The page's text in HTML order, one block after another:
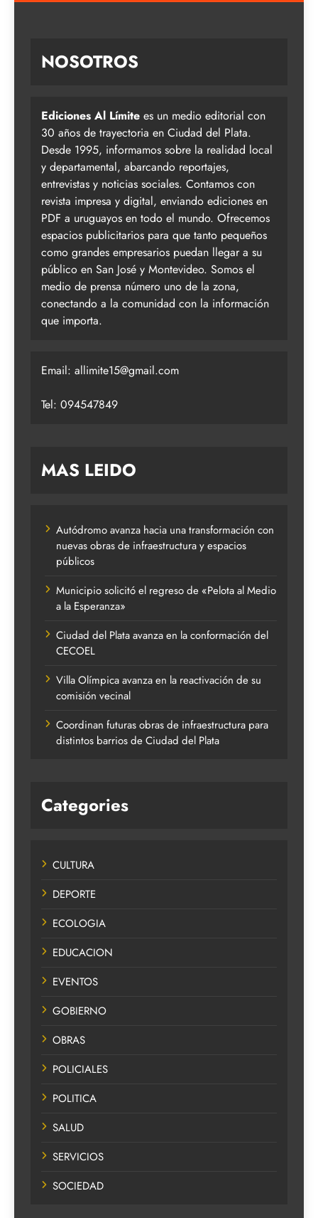
NOSOTROS
Ediciones Al Límite es un medio editorial con
30 años de trayectoria en Ciudad del Plata.
Desde 1995, informamos sobre la realidad local
y departamental, abarcando reportajes,
entrevistas y noticias sociales. Contamos con
revista impresa y digital, enviando ediciones en
PDF a uruguayos en todo el mundo. Ofrecemos
espacios publicitarios para que tanto pequeños
como grandes empresarios puedan llegar a su
público en San José y Montevideo. Somos el
medio de prensa número uno de la zona,
conectando a la comunidad con la información
que importa.
Email: allimite15@gmail.com
Tel: 094547849
MAS LEIDO
Autódromo avanza hacia una transformación con
nuevas obras de infraestructura y espacios
públicos
Municipio solicitó el regreso de «Pelota al Medio
a la Esperanza»
Ciudad del Plata avanza en la conformación del
CECOEL
Villa Olímpica avanza en la reactivación de su
comisión vecinal
Coordinan futuras obras de infraestructura para
distintos barrios de Ciudad del Plata
Categories
CULTURA
DEPORTE
ECOLOGIA
EDUCACION
EVENTOS
GOBIERNO
OBRAS
POLICIALES
POLITICA
SALUD
SERVICIOS
SOCIEDAD